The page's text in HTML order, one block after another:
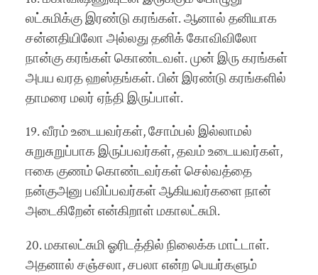
லட்சுமிக்கு இரண்டு கரங்கள். ஆனால் தனியாக
சன்னதியிலோ அல்லது தனிக் கோவிவிலோ
நான்கு கரங்கள் கொண்டவள். முன் இரு கரங்கள்
அபய வரத ஹஸ்தங்கள். பின் இரண்டு கரங்களில்
தாமரை மலர் ஏந்தி இருப்பாள்.
19. வீரம் உடையவர்கள், சோம்பல் இல்லாமல்
சுறுசுறுப்பாக இருப்பவர்கள், தவம் உடையவர்கள்,
ஈகை குணம் கொண்டவர்கள் செல்வத்தை
நன்குஅனு பவிப்பவர்கள் ஆகியவர்களை நான்
அடைகிறேன் என்கிறாள் மகாலட்சுமி.
20. மகாலட்சுமி ஓரிடத்தில் நிலைக்க மாட்டாள்.
அதனால் சஞ்சலா, சபலா என்ற பெயர்களும்